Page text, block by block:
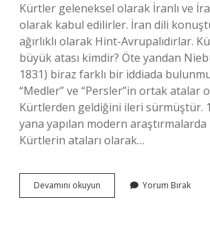
Kürtler geleneksel olarak İranlı ve
olarak kabul edilirler. İran dili
ağırlıklı olarak Hint-Avrupalıdırlar.
büyük atası kimdir? Öte yandan
1831) biraz farklı bir iddiada
“Medler” ve “Persler”in ortak atalar
Kürtlerden geldiğini ileri sürmüştür.
yana yapılan modern
Kürtlerin ataları olarak…
Devamını okuyun Kürtlerin
Milli
Yorum Bırak